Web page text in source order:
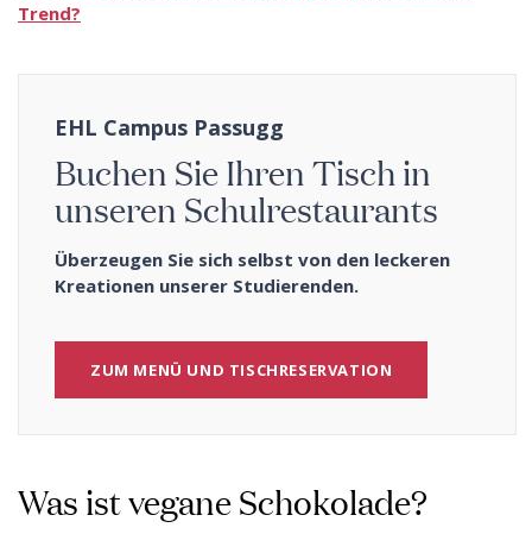
Trend?
EHL Campus Passugg
Buchen Sie Ihren Tisch in
unseren Schulrestaurants
Überzeugen Sie sich selbst von den leckeren
Kreationen unserer Studierenden.
ZUM MENÜ UND TISCHRESERVATION
Was ist vegane Schokolade?